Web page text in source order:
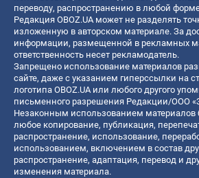
переводу, распространению в любой
Редакция OBOZ.UA может не разделять
изложенную в авторском материале. За
информации, размещенной в рекламных
ответственность несет рекламодатель.
Запрещено использование материалов
сайте, даже с указанием гиперссылки на
логотипа OBOZ.UA или любого другого
письменного разрешения Редакции/ООО
Незаконным использованием материалов
любое копирование, публикация,
распространение, использование,
использованием, включением в состав
распространение, адаптация, перевод и
изменения материала.